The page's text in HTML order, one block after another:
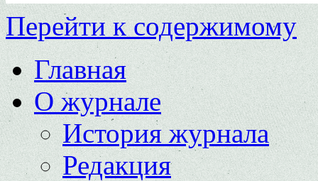
Перейти к содержимому
Главная
О журнале
История журнала
Редакция